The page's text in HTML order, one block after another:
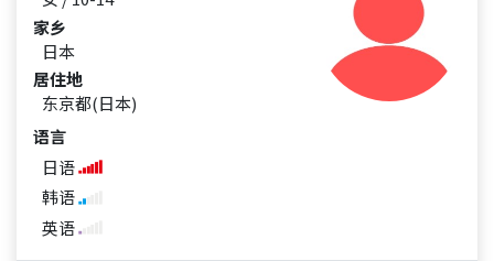
家乡
日本
居住地
东京都(日本)
语言
日语
韩语
英语